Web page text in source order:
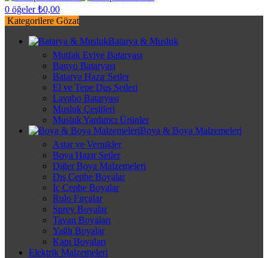
0 öğeler ₺0,00
Kategorilere Gözat
Batarya & Musluk
Mutfak Eviye Bataryası
Banyo Bataryası
Batarya Hazır Setler
El ve Tepe Duş Setleri
Lavabo Bataryası
Musluk Çeşitleri
Musluk Yardımcı Ürünler
Boya & Boya Malzemeleri
Astar ve Vernikler
Boya Hazır Setler
Diğer Boya Malzemeleri
Dış Cephe Boyalar
İç Cephe Boyalar
Rulo Fırçalar
Sprey Boyalar
Tavan Boyaları
Yağlı Boyalar
Kapı Boyaları
Elektrik Malzemeleri